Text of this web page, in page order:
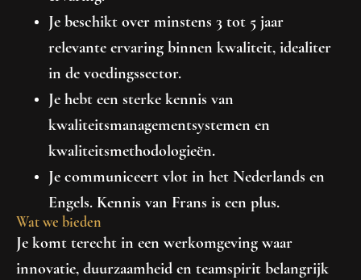
Je beschikt over minstens 3 tot 5 jaar
relevante ervaring binnen kwaliteit, idealiter
in de voedingssector.
Je hebt een sterke kennis van
kwaliteitsmanagementsystemen en
kwaliteitsmethodologieën.
Je communiceert vlot in het Nederlands en
Engels. Kennis van Frans is een plus.
Wat we bieden
Je komt terecht in een werkomgeving waar
innovatie, duurzaamheid en teamspirit belangrijk